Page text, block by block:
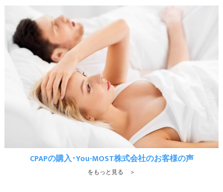
CPAPの購入･You-MOST株式会社のお客様の声
をもっと見る ＞